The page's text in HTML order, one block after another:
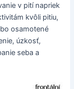
v pití napriek
kvôli pitiu,
osamotené
úzkosť,
seba a